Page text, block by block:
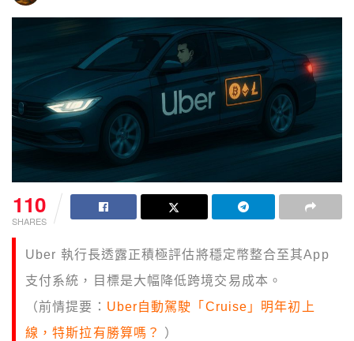
110
SHARES
Uber 執行長透露正積極評估將穩定幣整合至其App
支付系統，目標是大幅降低跨境交易成本。
（前情提要： Uber自動駕駛「Cruise」明年初上
線，特斯拉有勝算嗎？
）